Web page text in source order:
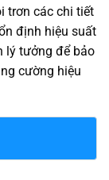
trơn các chi tiết
định hiệu suất
lý tưởng để bảo
cường hiệu